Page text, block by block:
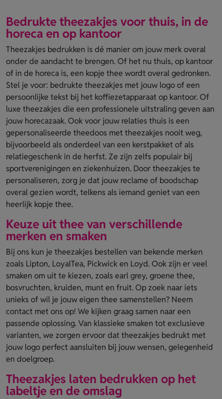
Bedrukte theezakjes voor thuis, in de
horeca en op kantoor
Theezakjes bedrukken is dé manier om jouw merk overal
onder de aandacht te brengen. Of het nu thuis, op kantoor
of in de horeca is, een kopje thee wordt overal gedronken.
Stel je voor: bedrukte theezakjes met jouw logo of een
persoonlijke tekst bij het koffiezetapparaat op kantoor. Of
luxe theezakjes die een professionele uitstraling geven aan
jouw horecazaak. Ook voor jouw relaties thuis is een
gepersonaliseerde theedoos met theezakjes nooit weg,
bijvoorbeeld als onderdeel van een kerstpakket of als
relatiegeschenk in de herfst. Ze zijn zelfs populair bij
sportverenigingen en ziekenhuizen. Door theezakjes te
personaliseren, zorg je dat jouw reclame of boodschap
overal gezien wordt, telkens als iemand geniet van een
heerlijk kopje thee.
Keuze uit thee van verschillende
merken en smaken
Bij ons kun je theezakjes bestellen van bekende merken
zoals Lipton, LoyalTea, Pickwick en Loyd. Ook zijn er veel
smaken om uit te kiezen, zoals earl grey, groene thee,
bosvruchten, kruiden, munt en fruit. Op zoek naar iets
unieks of wil je jouw eigen thee samenstellen? Neem
contact met ons op! We kijken graag samen naar een
passende oplossing. Van klassieke smaken tot exclusieve
varianten, we zorgen ervoor dat theezakjes bedrukt met
jouw logo perfect aansluiten bij jouw wensen, gelegenheid
en doelgroep.
Theezakjes laten bedrukken op het
labeltje en de omslag